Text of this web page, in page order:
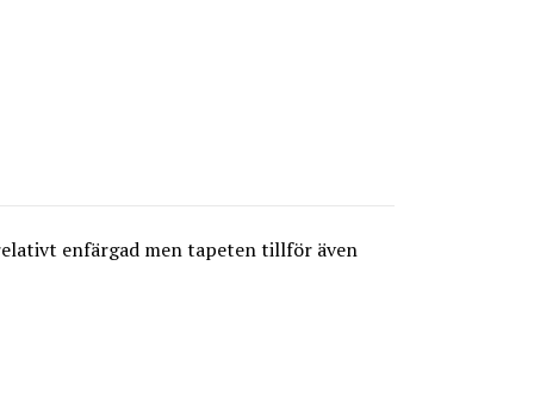
enfärgad men tapeten tillför även